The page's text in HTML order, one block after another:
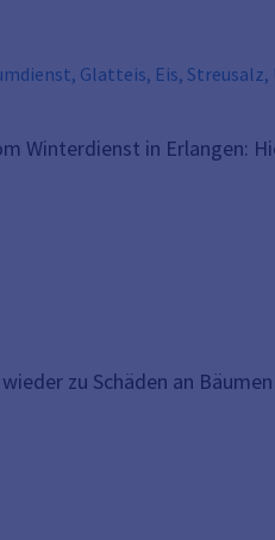
Glatteis, Eis,
Winterdienst in Erlangen:
zu Schäden an